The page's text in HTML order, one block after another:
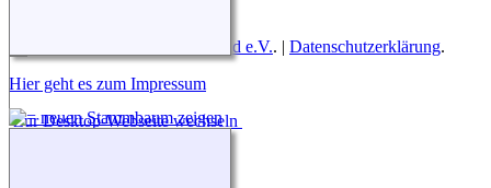
Roland zu Dortmund e.V.. | Datenschutzerklärung.
Hier geht es zum Impressum
Zur Desktop-Webseite wechseln